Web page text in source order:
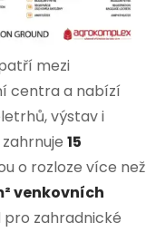
mezi
centra a nabízí
výstav i
15
o rozloze více než
venkovních
pro zahradnické